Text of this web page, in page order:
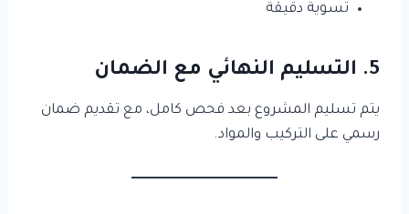
تسوية دقيقة
5. التسليم النهائي مع الضمان
يتم تسليم المشروع بعد فحص كامل، مع تقديم ضمان
رسمي على التركيب والمواد.